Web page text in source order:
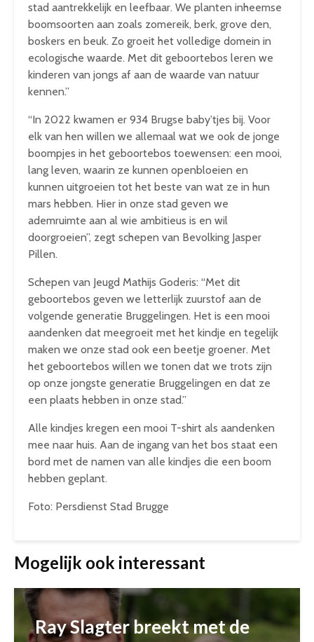
stad aantrekkelijk en leefbaar. We planten inheemse
boomsoorten aan zoals zomereik, berk, grove den,
boskers en beuk. Zo groeit het volledige domein in
ecologische waarde. Met dit geboortebos leren we
kinderen van jongs af aan de waarde van natuur
kennen.”
“In 2022 kwamen er 934 Brugse baby’tjes bij. Voor
elk van hen willen we allemaal wat we ook de jonge
boompjes in het geboortebos toewensen: een mooi,
lang leven, waarin ze kunnen openbloeien en
kunnen uitgroeien tot het beste van wat ze in hun
mars hebben. Hier in onze stad geven we
ademruimte aan al wie ambitieus is en wil
doorgroeien”, zegt schepen van Bevolking Jasper
Pillen.
Schepen van Jeugd Mathijs Goderis: “Met dit
geboortebos geven we letterlijk zuurstof aan de
volgende generatie Bruggelingen. Het is een mooi
aandenken dat meegroeit met het kindje en tegelijk
maken we onze stad ook een beetje groener. Met
het geboortebos willen we tonen dat we trots zijn
op onze jongste generatie Bruggelingen en dat ze
een plaats hebben in onze stad.”
Alle kindjes kregen een mooi T-shirt als aandenken
mee naar huis. Aan de ingang van het bos staat een
bord met de namen van alle kindjes die een boom
hebben geplant.
Foto: Persdienst Stad Brugge
Mogelijk ook interessant
Ray Slagter breekt met de